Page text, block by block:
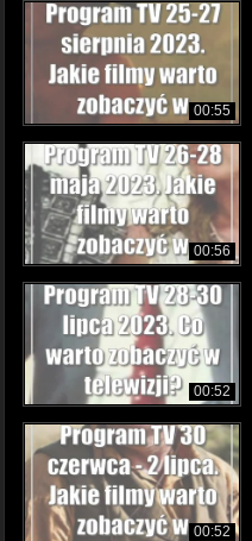
00:55
00:56
00:52
00:52